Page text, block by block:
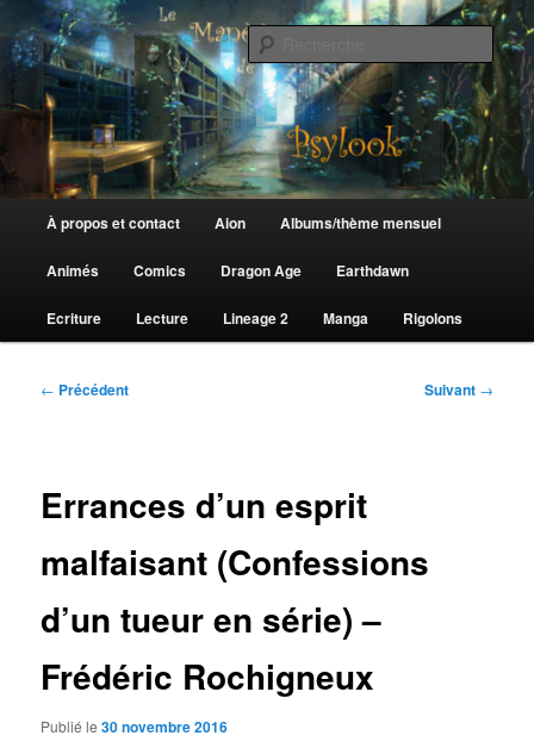
au
contenu
principalLe Manège de Psylook
principal
À propos et contact Aion Albums/thème mensuel
Animés Comics Dragon Age Earthdawn
Ecriture Lecture Lineage 2 Manga Rigolons
Navigation
← Précédent Suivant →
Errances d’un esprit
malfaisant (Confessions
d’un tueur en série) –
Frédéric Rochigneux
Publié le30 novembre 2016